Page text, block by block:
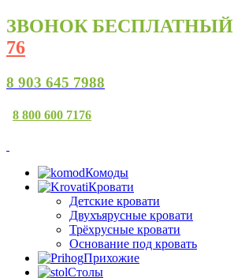
ЗВОНОК БЕСПЛАТНЫЙ
76
8 903 645 7988
8 800 600 7176
Комоды
Кровати
Детские кровати
Двухъярусные кровати
Трёхрусные кровати
Основание под кровать
Прихожие
Столы